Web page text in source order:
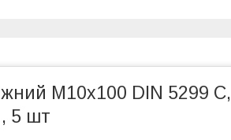
M10x100 DIN 5299 C,
5 шт